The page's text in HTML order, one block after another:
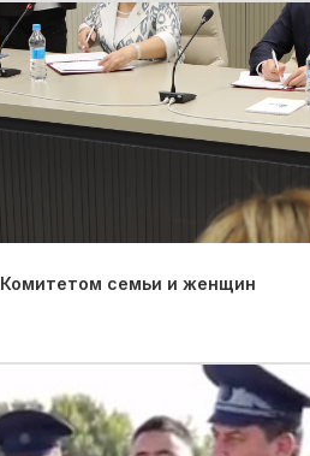
Комитетом семьи и женщин